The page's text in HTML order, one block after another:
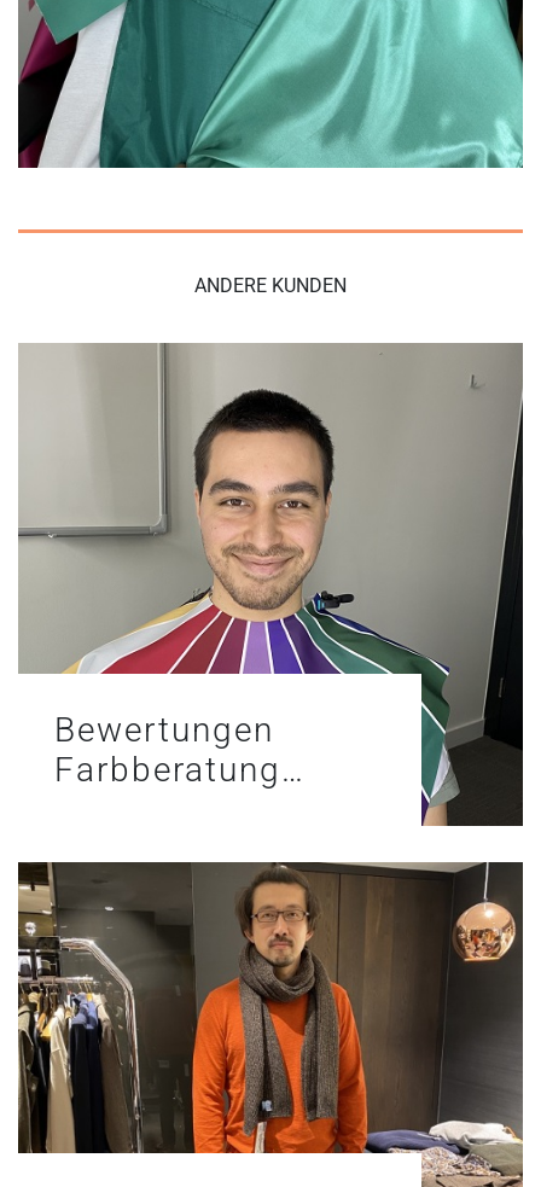
ANDERE KUNDEN
Bewertungen
Farbberatung…